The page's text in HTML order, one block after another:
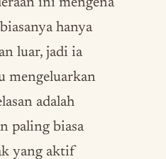
ini mengena
hanya
luar, jadi ia
mengeluarkan
adalah
paling biasa
yang aktif